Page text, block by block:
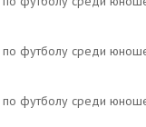
по футболу среди
по футболу среди